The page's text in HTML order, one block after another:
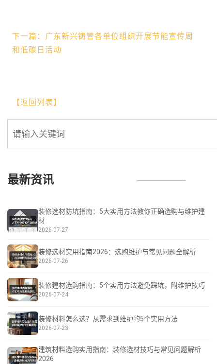
下一篇：广东新兴铸管各单位组织开展节能宣传周
和低碳日活动
【返回列表】
最新资讯
装修选材防坑指南：5大实用方法教你正确选购与维护建
材
2026-07-27
装修选材实用指南2026：选购维护与常见问题全解析
2026-07-26
装修建材选购指南：5个实用方法避免踩坑，附维护技巧
2026-07-24
装修材料怎么选？从需求到维护的5个实用方法
2026-07-23
建筑材料选购实用指南：装修选材技巧与常见问题解析
2026